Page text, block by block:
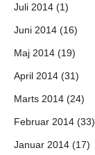
Juli 2014 (1)
Juni 2014 (16)
Maj 2014 (19)
April 2014 (31)
Marts 2014 (24)
Februar 2014 (33)
Januar 2014 (17)